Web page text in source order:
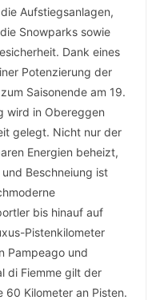
Aufstiegsanlagen,
Snowparks sowie
Dank eines
Potenzierung der
Saisonende am 19.
wird in Obereggen
gelegt. Nicht nur der
Energien beheizt,
Beschneiung ist
bis hinauf auf
Pistenkilometer
Pampeago und
di Fiemme gilt der
60 Kilometer an Pisten.